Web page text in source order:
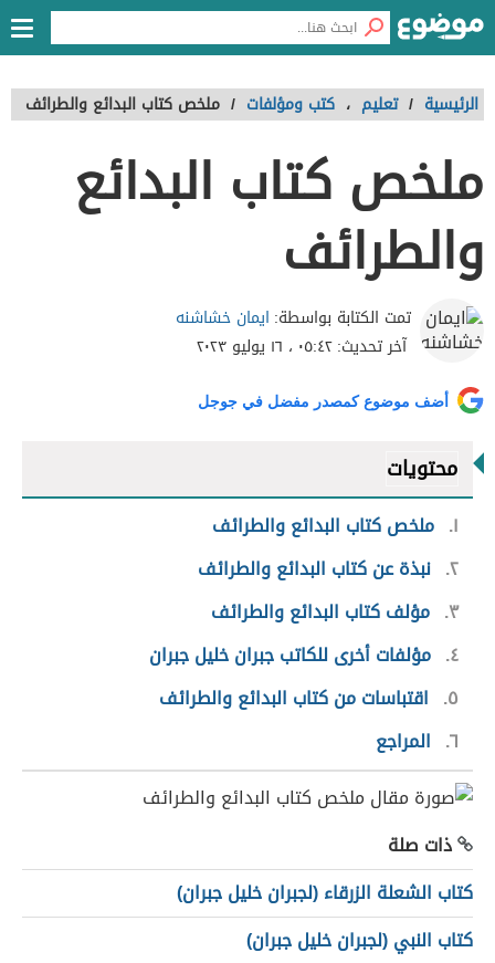
الرئيسية / تعليم ، كتب ومؤلفات / ملخص كتاب البدائع والطرائف
ملخص كتاب البدائع
والطرائف
تمت الكتابة بواسطة: ايمان خشاشنه
آخر تحديث:٠٥:٤٢ ، ١٦ يوليو ٢٠٢٣
أضف موضوع كمصدر مفضل في جوجل
محتويات
١ ملخص كتاب البدائع والطرائف
٢ نبذة عن كتاب البدائع والطرائف
٣ مؤلف كتاب البدائع والطرائف
٤ مؤلفات أخرى للكاتب جبران خليل جبران
٥
اقتباسات من كتاب البدائع والطرائف
٦ المراجع
ذات صلة
كتاب الشعلة الزرقاء (لجبران خليل جبران)
كتاب النبي (لجبران خليل جبران)